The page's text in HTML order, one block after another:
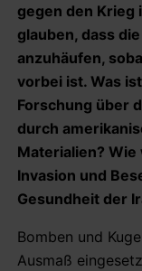
gegen den Krieg
glauben, dass
anzuhäufen,
vorbei ist. Was
Forschung über
durch
Materialien?
Invasion und
Gesundheit der
Bomben und
Ausmaß